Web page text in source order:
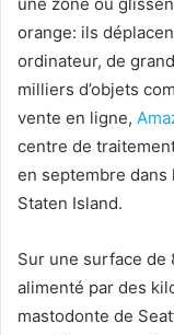
une zone où
orange: ils
ordinateur, de
milliers d’objets
vente en ligne,
centre de
en septembre dans
Staten Island.
Sur une surface de
alimenté par des
mastodonte de